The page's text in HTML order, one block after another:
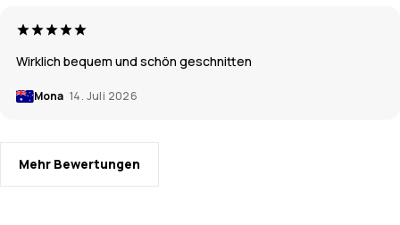
Wirklich bequem und schön geschnitten
Mona 14. Juli 2026
Mehr Bewertungen